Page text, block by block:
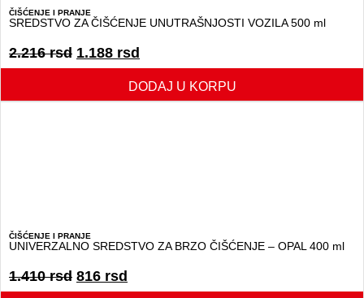
ČIŠĆENJE I PRANJE
SREDSTVO ZA ČIŠĆENJE UNUTRAŠNJOSTI VOZILA 500 ml
2.216rsd 1.188 rsd
DODAJ U KORPU
ČIŠĆENJE I PRANJE
UNIVERZALNO SREDSTVO ZA BRZO ČIŠĆENJE – OPAL 400 ml
1.410rsd 816 rsd